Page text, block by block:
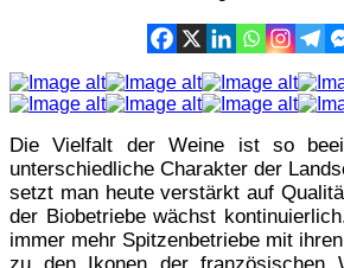
Die Vielfalt der Weine ist so
unterschiedliche Charakter der
setzt man heute verstärkt auf
der Biobetriebe wächst
immer mehr Spitzenbetriebe mit